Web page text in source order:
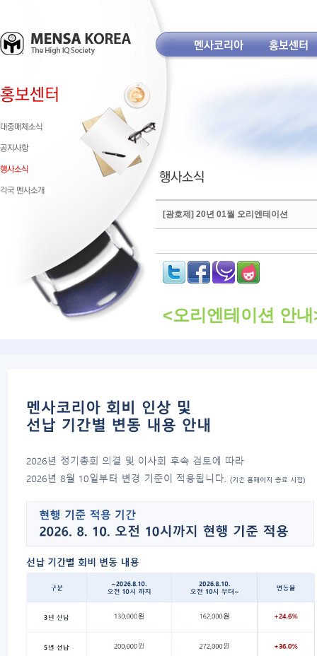
[광호제] 20년 01월 오리엔테이션
<오리엔테이션 안내
오리엔테이션에 참석하시는 테
정회원으로 등록하시는 분들에
많은 참석 바랍니다
2. 장소 :전남대학교 상대 카페 BTC
3. 대상 :테스트통과자 및 멘사 정회원